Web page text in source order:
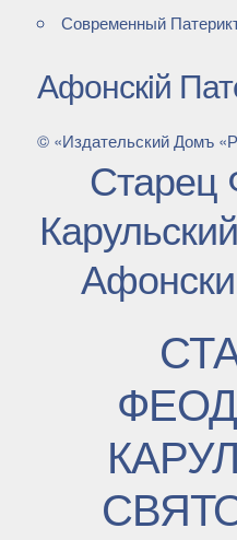
Современный
Афонскiй
© «Издательский Домъ
Старец